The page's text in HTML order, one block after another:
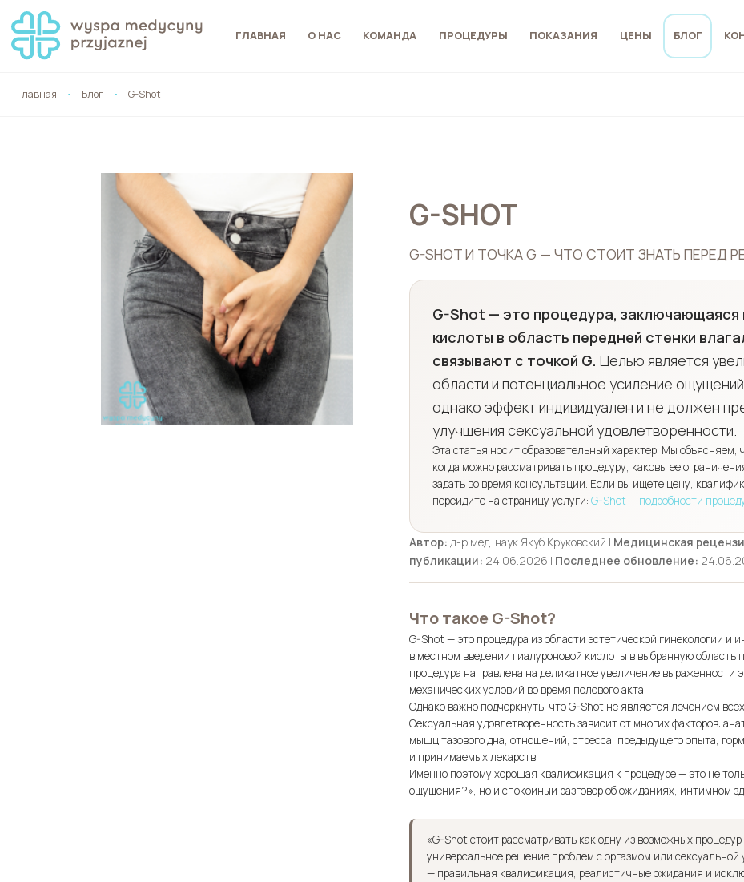
ГЛАВНАЯ О НАС КОМАНДА ПРОЦЕДУРЫ ПОКАЗАНИЯ ЦЕНЫ БЛОГ
Главная Блог G-Shot
G-SHOT
G-SHOT И ТОЧКА G — ЧТО СТОИТ ЗНАТЬ ПЕРЕД
G-Shot — это процедура, заключающаяся
кислоты в область передней стенки
связывают с точкой G. Целью является
области и потенциальное усиление
однако эффект индивидуален и не должен
улучшения сексуальной удовлетворенности.
Эта статья носит образовательный характер. Мы объясняем,
когда можно рассматривать процедуру, каковы ее
задать во время консультации. Если вы ищете цену,
перейдите на страницу услуги: G-Shot — подробности
Автор: д-р мед. наук Якуб Круковский | Медицинская
публикации: 24.06.2026 | Последнее обновление:
Что такое G-Shot?
G-Shot — это процедура из области эстетической гинекологии
в местном введении гиалуроновой кислоты в выбранную область
процедура направлена на деликатное увеличение выраженности
механических условий во время полового акта.
Однако важно подчеркнуть, что G-Shot не является лечением
Сексуальная удовлетворенность зависит от многих факторов:
мышц тазового дна, отношений, стресса, предыдущего опыта,
и принимаемых лекарств.
Именно поэтому хорошая квалификация к процедуре — это не
ощущения?», но и спокойный разговор об ожиданиях, интимном
«G-Shot стоит рассматривать как одну из возможных
универсальное решение проблем с оргазмом или
— правильная квалификация, реалистичные ожидания и